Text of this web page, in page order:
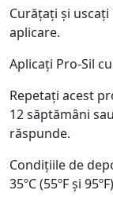
Curățați și
aplicare.
Aplicați Pro-Sil
Repetați acest
12 săptămâni
răspunde.
Condițiile de
35ºC (55ºF și